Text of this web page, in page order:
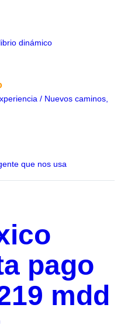
dinámico
/ Nuevos caminos,
que nos usa
pago
mdd